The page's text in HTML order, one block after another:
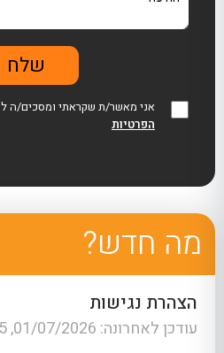
אני מאשר/ת שקראתי ומסכים/ה ל
הפרטיות
מה חדש?
הצהרת נגישות
עודכן לאחרונה: 01/07/2026, 11:25